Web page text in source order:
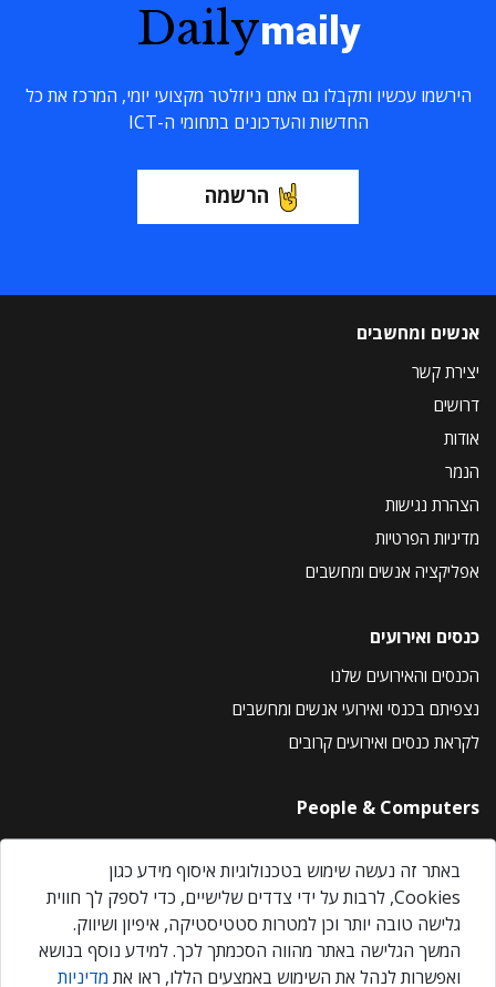
Dailymaily
הירשמו עכשיו ותקבלו גם אתם ניוזלטר מקצועי יומי, המרכז את כל
החדשות והעדכונים בתחומי ה-ICT
הרשמה
אנשים ומחשבים
יצירת קשר
דרושים
אודות
הנמר
הצהרת נגישות
מדיניות הפרטיות
אפליקציה אנשים ומחשבים
כנסים ואירועים
הכנסים והאירועים שלנו
נצפיתם בכנסי ואירועי אנשים ומחשבים
לקראת כנסים ואירועים קרובים
People & Computers
About Us
Privacy Policy
Contact Us
Our Events
באתר זה נעשה שימוש בטכנולוגיות איסוף מידע כגון
Cookies, לרבות על ידי צדדים שלישיים, כדי לספק לך חווית
גלישה טובה יותר וכן למטרות סטטיסטיקה, איפיון ושיווק.
המשך הגלישה באתר מהווה הסכמתך לכך. למידע נוסף בנושא
ואפשרות לנהל את השימוש באמצעים הללו, ראו את מדיניות